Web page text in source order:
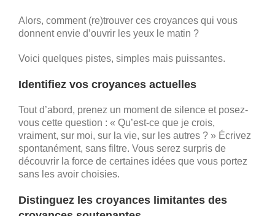
Alors, comment (re)trouver ces croyances qui vous
donnent envie d’ouvrir les yeux le matin ?
Voici quelques pistes, simples mais puissantes.
Identifiez vos croyances actuelles
Tout d’abord, prenez un moment de silence et posez-
vous cette question : « Qu’est-ce que je crois,
vraiment, sur moi, sur la vie, sur les autres ? » Écrivez
spontanément, sans filtre. Vous serez surpris de
découvrir la force de certaines idées que vous portez
sans les avoir choisies.
Distinguez les croyances limitantes des